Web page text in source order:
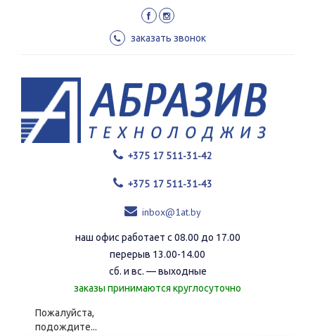
заказать звонок
+375 17 511-31-42
+375 17 511-31-43
inbox@1at.by
наш офис работает с 08.00 до 17.00
перерыв 13.00-14.00
сб. и вс. — выходные
заказы принимаются круглосуточно
Пожалуйста,
подождите...